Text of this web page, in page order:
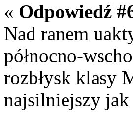
« Odpowiedź
Nad ranem
północno-
rozbłysk klasy
najsilniejszy